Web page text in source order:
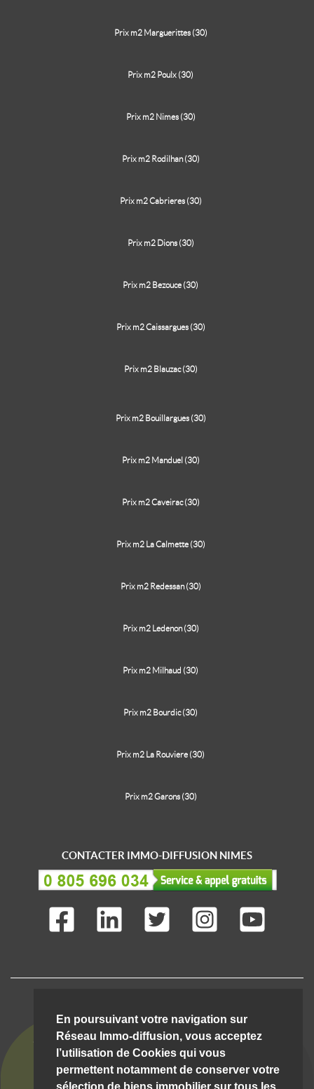
En poursuivant votre navigation sur
Réseau Immo-diffusion, vous acceptez
l’utilisation de Cookies qui vous
permettent notamment de conserver votre
sélection de biens immobilier sur tous les
Prix m2 Marguerittes (30)
Prix m2 Poulx (30)
Prix m2 Nimes (30)
Prix m2 Rodilhan (30)
Prix m2 Cabrieres (30)
Prix m2 Dions (30)
Prix m2 Bezouce (30)
Prix m2 Caissargues (30)
Prix m2 Blauzac (30)
Prix m2 Bouillargues (30)
Prix m2 Manduel (30)
Prix m2 Caveirac (30)
Prix m2 La Calmette (30)
Prix m2 Redessan (30)
Prix m2 Ledenon (30)
Prix m2 Milhaud (30)
Prix m2 Bourdic (30)
Prix m2 La Rouviere (30)
Prix m2 Garons (30)
CONTACTER IMMO-DIFFUSION NIMES